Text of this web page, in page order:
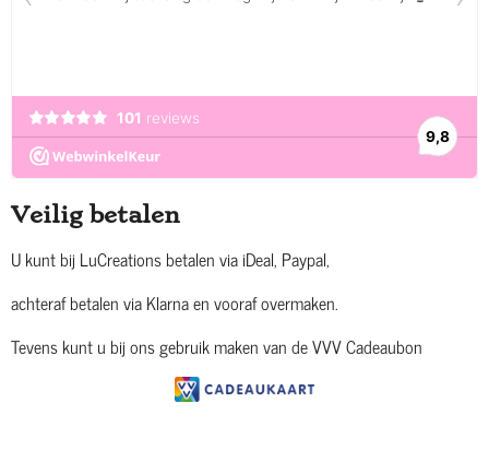
Veilig betalen
U kunt bij LuCreations betalen via iDeal, Paypal,
achteraf betalen via Klarna en vooraf overmaken.
Tevens kunt u bij ons gebruik maken van de VVV Cadeaubon